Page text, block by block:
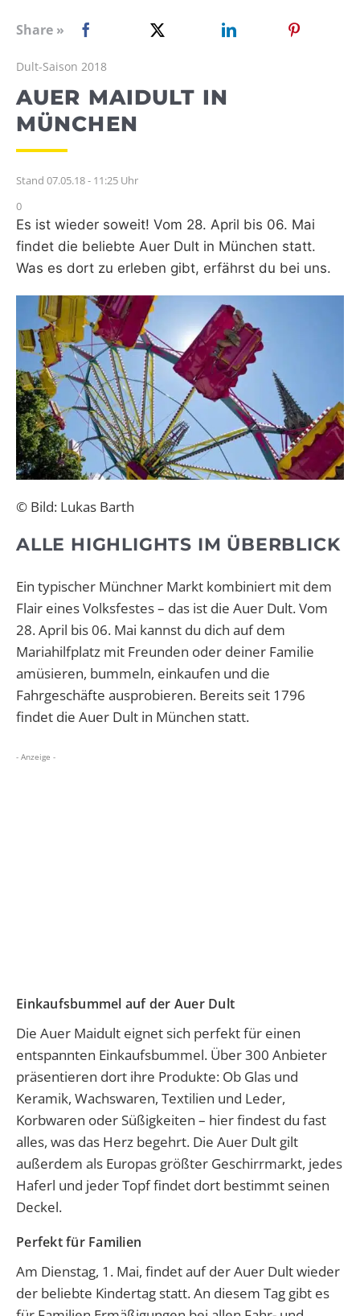
WEBRADIO
Share »
Dult-Saison 2018
AUER MAIDULT IN
MÜNCHEN
Stand 07.05.18 - 11:25 Uhr
0
Es ist wieder soweit! Vom 28. April bis 06. Mai
findet die beliebte Auer Dult in München statt.
Was es dort zu erleben gibt, erfährst du bei uns.
© Bild: Lukas Barth
ALLE HIGHLIGHTS IM ÜBERBLICK
Ein typischer Münchner Markt kombiniert mit dem
Flair eines Volksfestes – das ist die Auer Dult. Vom
28. April bis 06. Mai kannst du dich auf dem
Mariahilfplatz mit Freunden oder deiner Familie
amüsieren, bummeln, einkaufen und die
Fahrgeschäfte ausprobieren. Bereits seit 1796
findet die Auer Dult in München statt.
- Anzeige -
Einkaufsbummel auf der Auer Dult
Die Auer Maidult eignet sich perfekt für einen
entspannten Einkaufsbummel. Über 300 Anbieter
präsentieren dort ihre Produkte: Ob Glas und
Keramik, Wachswaren, Textilien und Leder,
Korbwaren oder Süßigkeiten – hier findest du fast
alles, was das Herz begehrt. Die Auer Dult gilt
außerdem als Europas größter Geschirrmarkt, jedes
Haferl und jeder Topf findet dort bestimmt seinen
Deckel.
Perfekt für Familien
Am Dienstag, 1. Mai, findet auf der Auer Dult wieder
der beliebte Kindertag statt. An diesem Tag gibt es